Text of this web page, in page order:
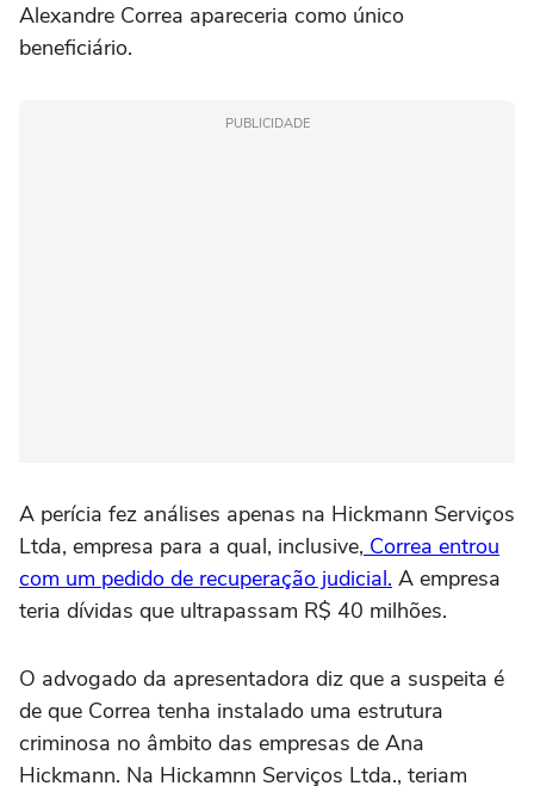
Alexandre Correa apareceria como único
beneficiário.
PUBLICIDADE
A perícia fez análises apenas na Hickmann Serviços
Ltda, empresa para a qual, inclusive, Correa entrou
com um pedido de recuperação judicial. A empresa
teria dívidas que ultrapassam R$ 40 milhões.
O advogado da apresentadora diz que a suspeita é
de que Correa tenha instalado uma estrutura
criminosa no âmbito das empresas de Ana
Hickmann. Na Hickamnn Serviços Ltda., teriam